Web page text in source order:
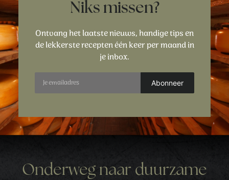
Niks missen?
Ontvang het laatste nieuws, handige tips en
de lekkerste recepten één keer per maand in
je inbox.
Onderweg naar duurzame